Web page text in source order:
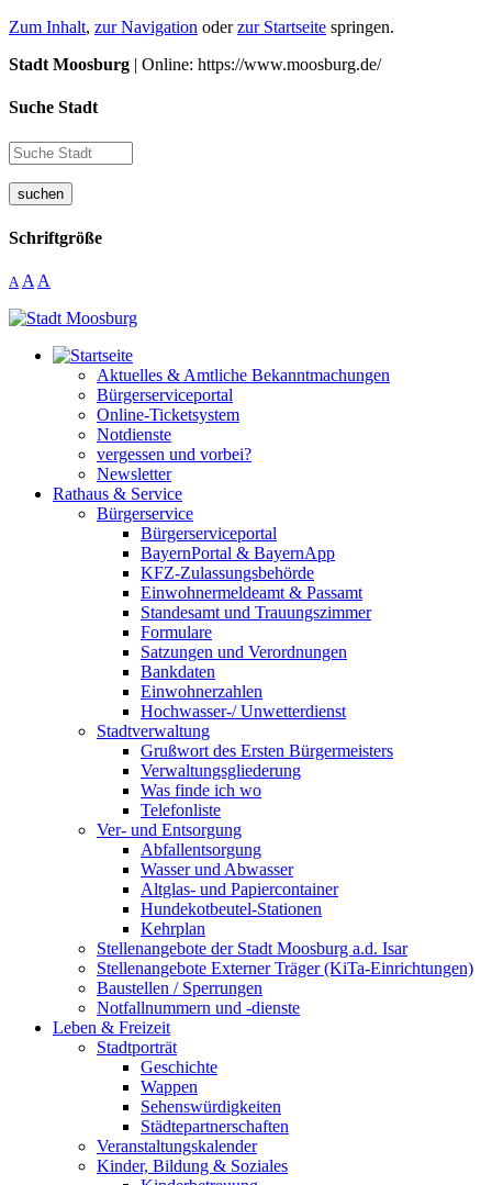
Zum Inhalt, zur Navigation oderzur Startseite springen.
Stadt Moosburg | Online: https://www.moosburg.de/
Suche Stadt
suchen
Schriftgröße
A A A
Aktuelles & Amtliche Bekanntmachungen
Bürgerserviceportal
Online-Ticketsystem
Notdienste
vergessen und vorbei?
Newsletter
Rathaus & Service
Bürgerservice
Bürgerserviceportal
BayernPortal & BayernApp
KFZ-Zulassungsbehörde
Einwohnermeldeamt & Passamt
Standesamt und Trauungszimmer
Formulare
Satzungen und Verordnungen
Bankdaten
Einwohnerzahlen
Hochwasser-/ Unwetterdienst
Stadtverwaltung
Grußwort des Ersten Bürgermeisters
Verwaltungsgliederung
Was finde ich wo
Telefonliste
Ver- und Entsorgung
Abfallentsorgung
Wasser und Abwasser
Altglas- und Papiercontainer
Hundekotbeutel-Stationen
Kehrplan
Stellenangebote der Stadt Moosburg a.d. Isar
Stellenangebote Externer Träger (KiTa-Einrichtungen)
Baustellen / Sperrungen
Notfallnummern und -dienste
Leben & Freizeit
Stadtporträt
Geschichte
Wappen
Sehenswürdigkeiten
Städtepartnerschaften
Veranstaltungskalender
Kinder, Bildung & Soziales